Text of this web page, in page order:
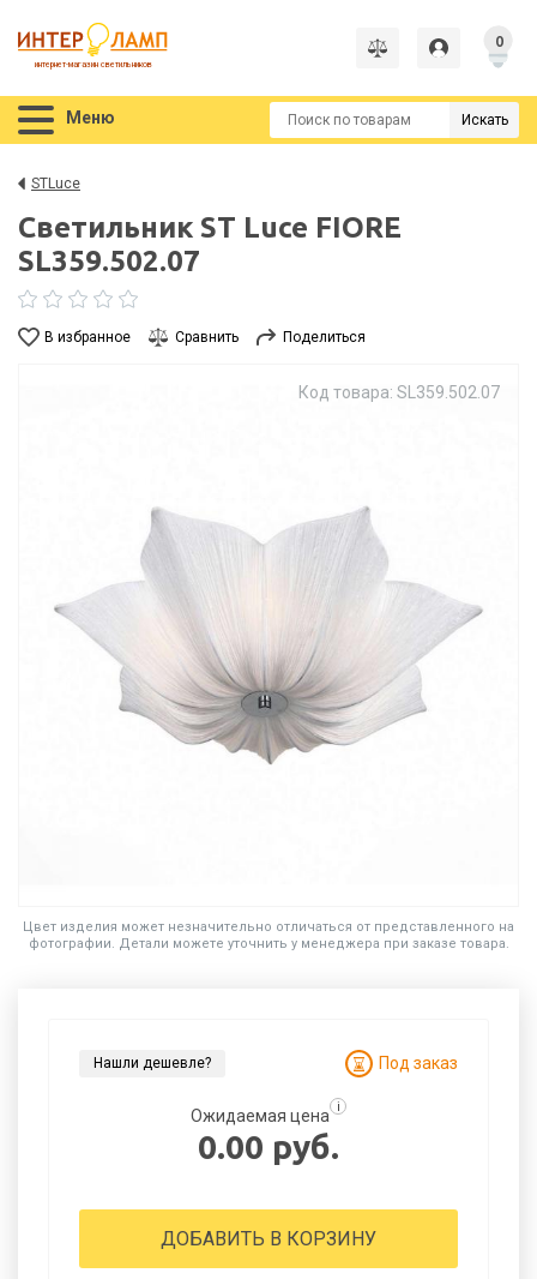
интернет-магазин светильников
0
Меню Искать
STLuce
Светильник ST Luce FIORE
SL359.502.07
В избранное Сравнить Поделиться
Код товара: SL359.502.07
Цвет изделия может незначительно отличаться от представленного на
фотографии. Детали можете уточнить у менеджера при заказе товара.
Нашли дешевле? Под заказ
Ожидаемая цена i
0.00 руб.
ДОБАВИТЬ В КОРЗИНУ